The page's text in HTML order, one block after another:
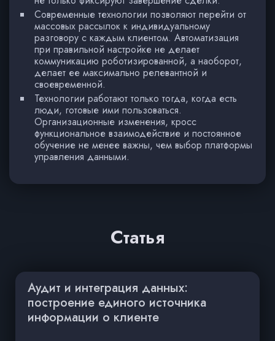
Современные технологии позволяют перейти от
массовых рассылок к индивидуальному
разговору с каждым клиентом. Автоматизация
при правильной настройке не делает
коммуникацию роботизированной, а наоборот,
делает ее максимально релевантной и
своевременной.
Технологии работают только тогда, когда есть
люди, готовые ими пользоваться.
Организационные изменения, кросс
функциональное взаимодействие и постоянное
обучение не менее важны, чем выбор платформы
управления данными.
Статья
Аудит и интеграция данных:
построение единого источника
информации о клиенте